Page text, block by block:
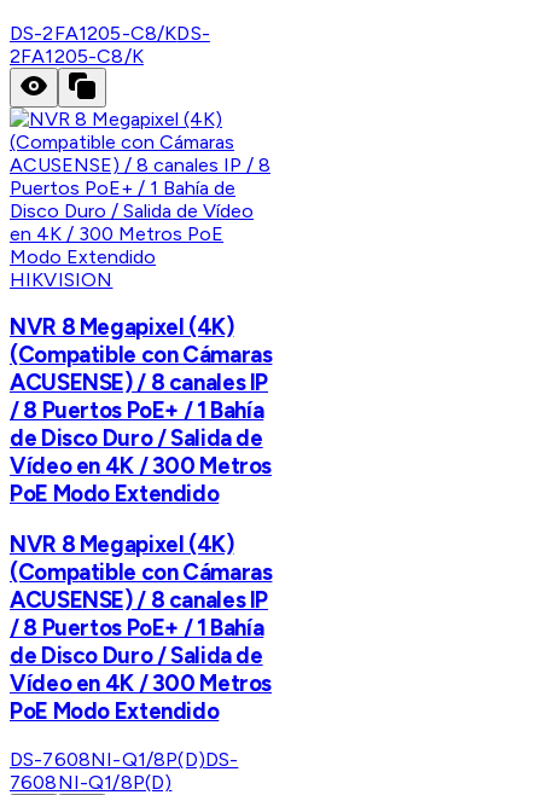
DS-2FA1205-C8/KDS-
2FA1205-C8/K
HIKVISION
NVR 8 Megapixel (4K)
(Compatible con Cámaras
ACUSENSE) / 8 canales IP
/ 8 Puertos PoE+ / 1 Bahía
de Disco Duro / Salida de
Vídeo en 4K / 300 Metros
PoE Modo Extendido
NVR 8 Megapixel (4K)
(Compatible con Cámaras
ACUSENSE) / 8 canales IP
/ 8 Puertos PoE+ / 1 Bahía
de Disco Duro / Salida de
Vídeo en 4K / 300 Metros
PoE Modo Extendido
DS-7608NI-Q1/8P(D)DS-
7608NI-Q1/8P(D)